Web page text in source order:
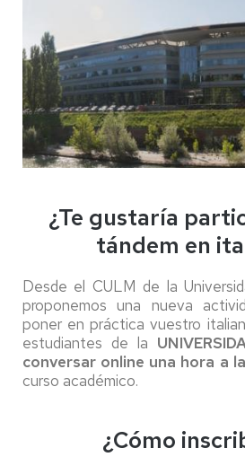
¿Te gustaría
tándem en
Desde el CULM de la
proponemos una nueva
poner en práctica vuestro
estudiantes de la
conversar online una hora a
curso académico.
¿Cómo